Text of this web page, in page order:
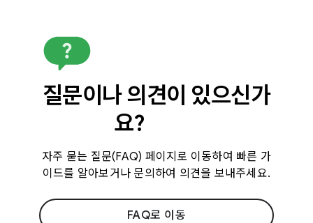
질문이나 의견이 있으신가
요?
자주 묻는 질문(FAQ) 페이지로 이동하여 빠른 가
이드를 알아보거나 문의하여 의견을 보내주세요.
FAQ로 이동